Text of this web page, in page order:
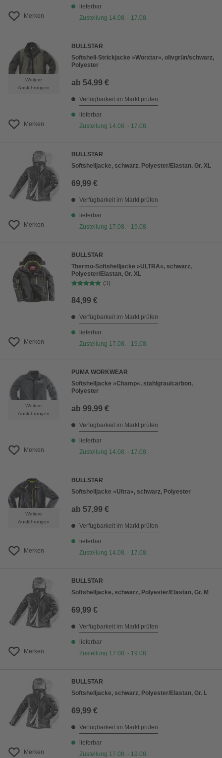
Merken
lieferbar
Zustellung 14.08. - 17.08.
Weitere
Ausführungen
Merken
BULLSTAR
Softshell-Strickjacke »Worxtar«, olivgrün/schwarz,
Polyester
ab 54,99 €
Verfügbarkeit im Markt prüfen
lieferbar
Zustellung 14.08. - 17.08.
Merken
BULLSTAR
Softshelljacke, schwarz, Polyester/Elastan, Gr. XL
69,99 €
Verfügbarkeit im Markt prüfen
lieferbar
Zustellung 17.08. - 19.08.
Merken
BULLSTAR
Thermo-Softshelljacke »ULTRA«, schwarz,
Polyester/Elastan, Gr. XL
(3)
84,99 €
Verfügbarkeit im Markt prüfen
lieferbar
Zustellung 17.08. - 19.08.
Weitere
Ausführungen
Merken
PUMA WORKWEAR
Softshelljacke »Champ«, stahlgrau/carbon,
Polyester
ab 99,99 €
Verfügbarkeit im Markt prüfen
lieferbar
Zustellung 14.08. - 17.08.
Weitere
Ausführungen
Merken
BULLSTAR
Softshelljacke »Ultra«, schwarz, Polyester
ab 57,99 €
Verfügbarkeit im Markt prüfen
lieferbar
Zustellung 14.08. - 17.08.
Merken
BULLSTAR
Softshelljacke, schwarz, Polyester/Elastan, Gr. M
69,99 €
Verfügbarkeit im Markt prüfen
lieferbar
Zustellung 17.08. - 19.08.
Merken
BULLSTAR
Softshelljacke, schwarz, Polyester/Elastan, Gr. L
69,99 €
Verfügbarkeit im Markt prüfen
lieferbar
Zustellung 17.08. - 19.08.